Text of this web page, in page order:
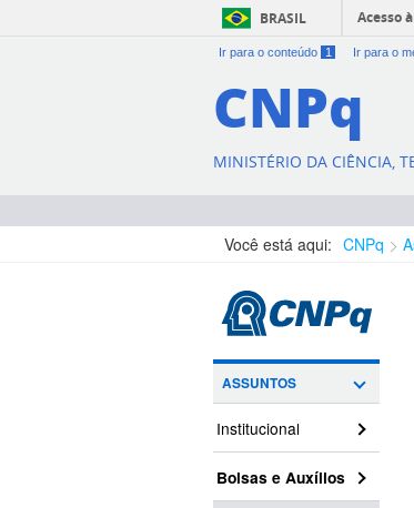
BRASIL Acesso
Ir para o conteúdo 1 Ir para o
CNPq
MINISTÉRIO DA CIÊNCIA,
Você está aqui: CNPq
ASSUNTOS
Institucional
Bolsas e Auxílios